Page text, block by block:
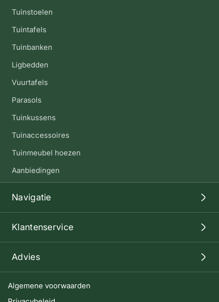
Algemene voorwaarden
Tuinstoelen
Tuintafels
Tuinbanken
Ligbedden
Vuurtafels
Parasols
Tuinkussens
Tuinaccessoires
Tuinmeubel hoezen
Aanbiedingen
Navigatie
Klantenservice
Advies